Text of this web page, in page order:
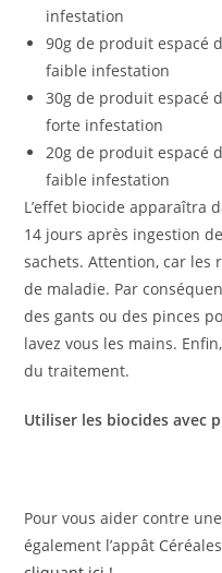
infestation
90g de produit espacé
faible infestation
30g de produit espacé
forte infestation
20g de produit espacé
faible infestation
L’effet biocide apparaîtra
14 jours après ingestion
sachets. Attention, car les
de maladie. Par
des gants ou des pinces
lavez vous les mains.
du traitement.
Utiliser les biocides avec
Pour vous aider contre
également l’appât